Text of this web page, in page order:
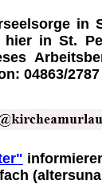
in
in St.
04863/